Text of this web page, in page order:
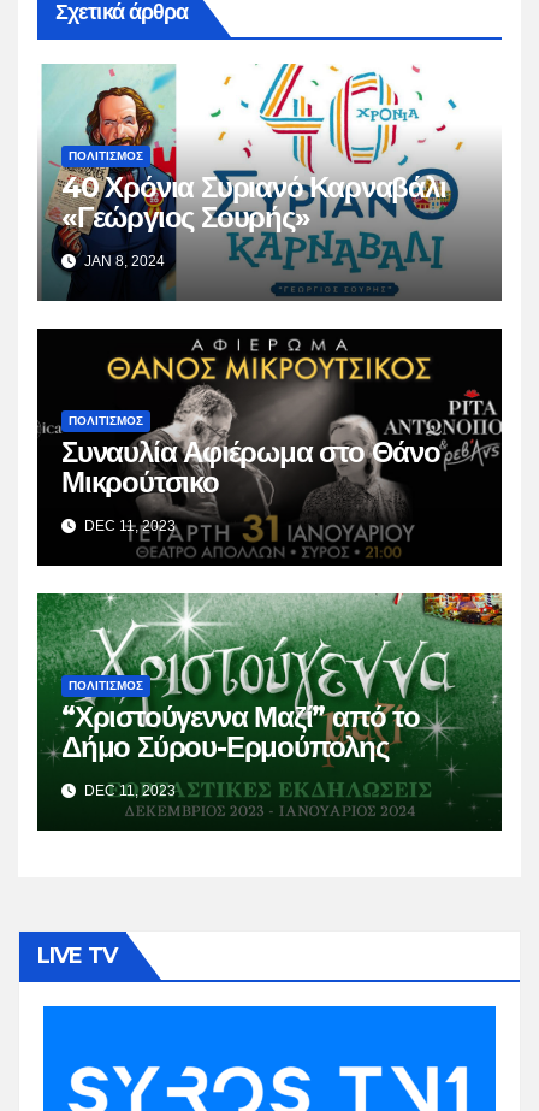
Σχετικά άρθρα
ΠΟΛΙΤΙΣΜΟΣ
40 Χρόνια Συριανό Καρναβάλι
«Γεώργιος Σουρής»
JAN 8, 2024
ΠΟΛΙΤΙΣΜΟΣ
Συναυλία Αφιέρωμα στο Θάνο
Μικρούτσικο
DEC 11, 2023
ΠΟΛΙΤΙΣΜΟΣ
“Χριστούγεννα Μαζί” από το
Δήμο Σύρου-Ερμούπολης
DEC 11, 2023
LIVE TV